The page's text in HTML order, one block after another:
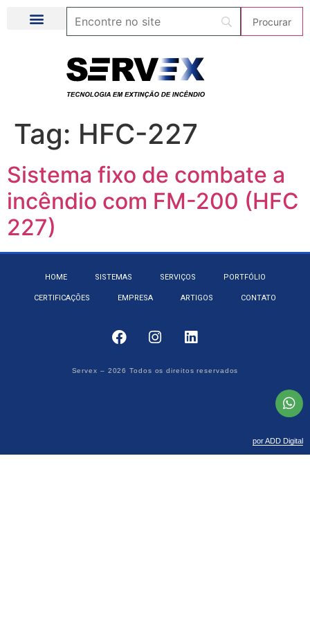
Tag: HFC-227
Sistema fixo de combate a
incêndio com FM-200 (HFC
227)
HOME SISTEMAS SERVIÇOS PORTFÓLIO
CERTIFICAÇÕES EMPRESA ARTIGOS CONTATO
Servex – 2026 Todos os direitos reservados
por ADD Digital